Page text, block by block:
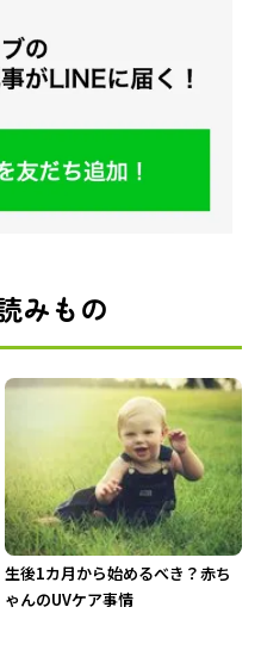
みもの
生後1カ月から始めるべき？赤ち
ゃんのUVケア事情